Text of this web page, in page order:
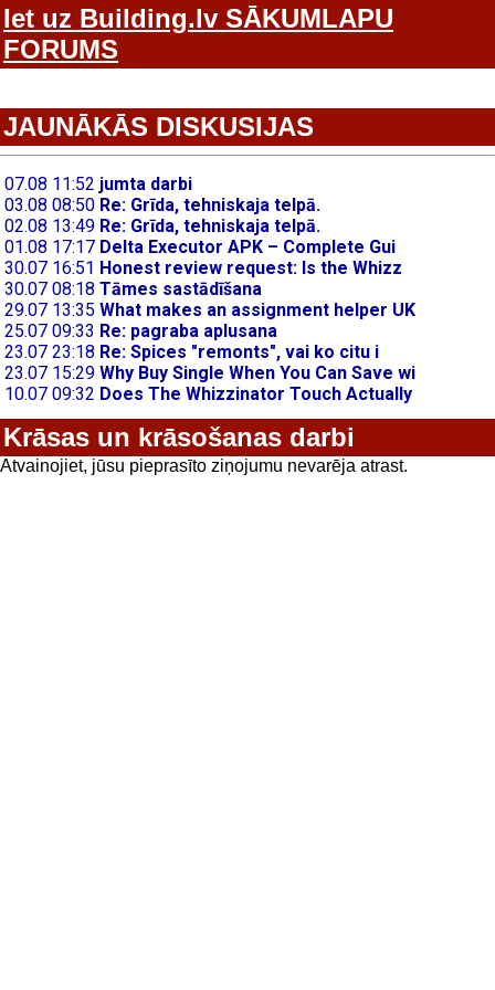
Iet uz Building.lv SĀKUMLAPU
FORUMS
JAUNĀKĀS DISKUSIJAS
Krāsas un krāsošanas darbi
Atvainojiet, jūsu pieprasīto ziņojumu nevarēja atrast.